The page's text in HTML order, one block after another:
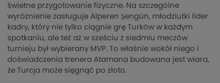
świetne przygotowanie fizyczne. Na szczególne
wyróżnienie zasługuje Alperen Şengün, młodziutki lider
kadry, który nie tylko ciągnie grę Turków w każdym
spotkaniu, ale też aż w sześciu z siedmiu meczów
turnieju był wybierany MVP. To właśnie wokół niego i
doświadczenia trenera Atamana budowana jest wiara,
że Turcja może sięgnąć po złoto.